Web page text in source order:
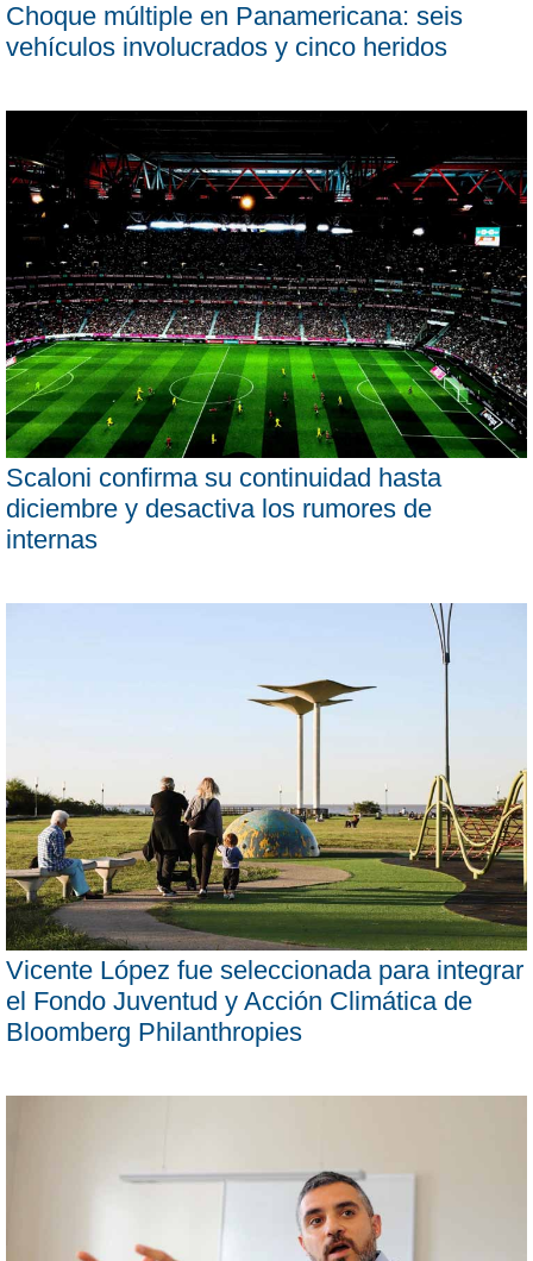
Choque múltiple en Panamericana: seis
vehículos involucrados y cinco heridos
Scaloni confirma su continuidad hasta
diciembre y desactiva los rumores de
internas
Vicente López fue seleccionada para integrar
el Fondo Juventud y Acción Climática de
Bloomberg Philanthropies